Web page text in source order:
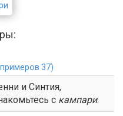
37)
и Синтия,
с кампари.